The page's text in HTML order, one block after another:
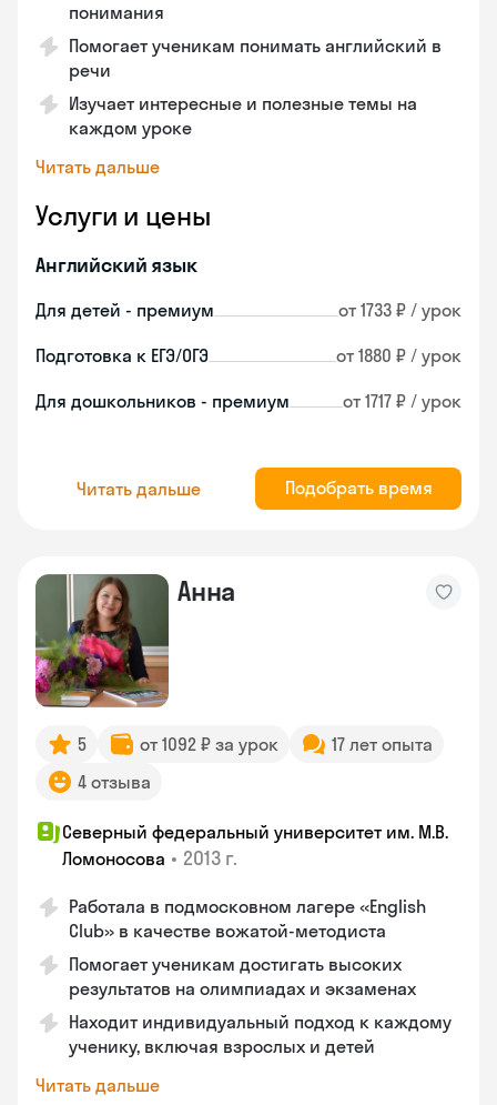
понимания
Помогает ученикам понимать английский в
речи
Изучает интересные и полезные темы на
каждом уроке
Читать дальше
Услуги и цены
Английский язык
Для детей - премиум от 1733 ₽ / урок
Подготовка к ЕГЭ/ОГЭ от 1880 ₽ / урок
Для дошкольников - премиум от 1717 ₽ / урок
Читать дальше Подобрать время
Анна
5 от 1092 ₽ за урок
17 лет опыта
4 отзыва
Северный федеральный университет им. М.В.
Ломоносова • 2013 г.
Работала в подмосковном лагере «English
Club» в качестве вожатой-методиста
Помогает ученикам достигать высоких
результатов на олимпиадах и экзаменах
Находит индивидуальный подход к каждому
ученику, включая взрослых и детей
Читать дальше